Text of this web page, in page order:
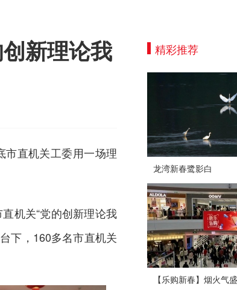
新理论我
市直机关工委用一场理
机关“党的创新理论我
下，160多名市直机关
精彩推荐
龙湾新春鹭影白